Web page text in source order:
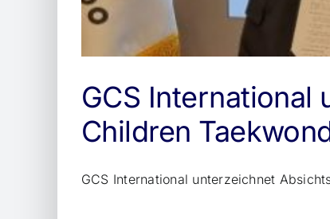
GCS
Children
GCS International unterzeichnet